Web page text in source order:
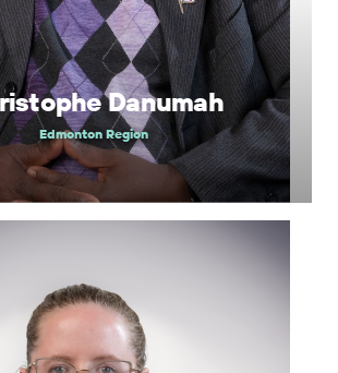
Danumah
Edmonton Region